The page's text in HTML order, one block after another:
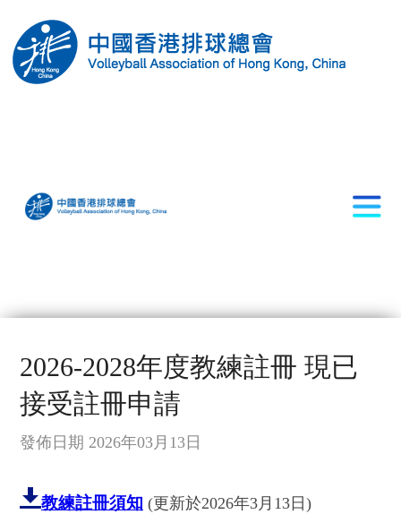
2026-2028年度教練註冊 現已
接受註冊申請
發佈日期 2026年03月13日
教練註冊須知 (更新於2026年3月13日)